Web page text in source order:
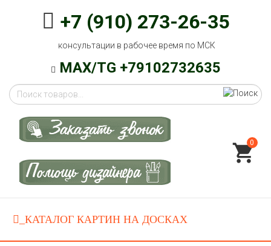
+7 (910) 273-26-35
консультации в рабочее время по МСК
MAX/TG +79102732635
0